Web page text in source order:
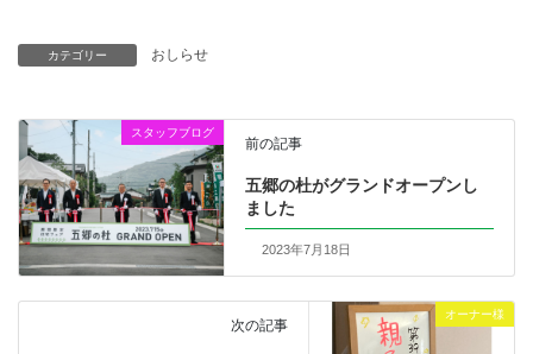
カテゴリー おしらせ
スタッフブログ
前の記事
五郷の杜がグランドオープンし
ました
2023年7月18日
オーナー様
次の記事